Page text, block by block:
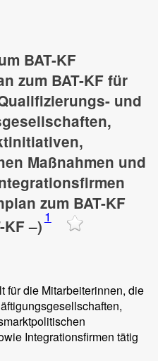
BAT-KF
zum BAT-KF für
und
Maßnahmen und
zum BAT-KF
KF –) 1
für die Mitarbeiterinnen, die
Integrationsfirmen tätig